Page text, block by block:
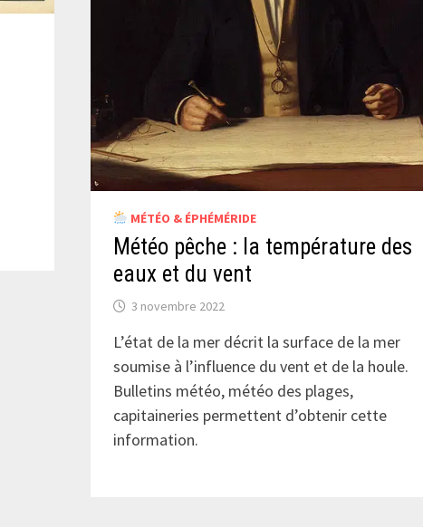
MÉTÉO & ÉPHÉMÉRIDE
Météo pêche : la température des
eaux et du vent
3 novembre 2022
L’état de la mer décrit la surface de la mer
soumise à l’influence du vent et de la houle.
Bulletins météo, météo des plages,
capitaineries permettent d’obtenir cette
information.